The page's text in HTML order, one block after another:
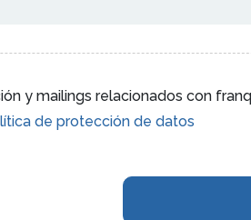
y mailings relacionados con
de protección de datos